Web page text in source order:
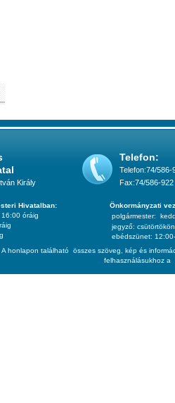
Király
Telefon:
Telefon:74/586-
Fax:74/586-922
A honlapon található összes szöveg, kép és
felhasználásukhoz a
Hivatalban:
óráig
Önkormányzati
polgármester:
jegyző: csütörtökön
ebédszünet: